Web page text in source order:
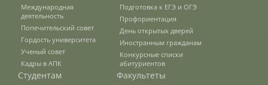
Ответственность за разжигание
межнациональной розни
Конкурсы и вакансии
Международная
деятельность
Попечительский совет
Гордость университета
Ученый совет
Кадры в АПК
Подготовка к ЕГЭ и ОГЭ
Профориентация
День открытых дверей
Иностранным гражданам
Конкурсные списки
абитуриентов
Студентам Факультеты